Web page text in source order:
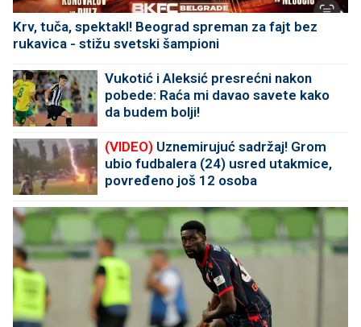
Krv, tuča, spektakl! Beograd spreman za fajt bez
rukavica - stižu svetski šampioni
Vukotić i Aleksić presrećni nakon
pobede: Raća mi davao savete kako
da budem bolji!
(VIDEO) Uznemirujuć sadržaj! Grom
ubio fudbalera (24) usred utakmice,
povređeno još 12 osoba